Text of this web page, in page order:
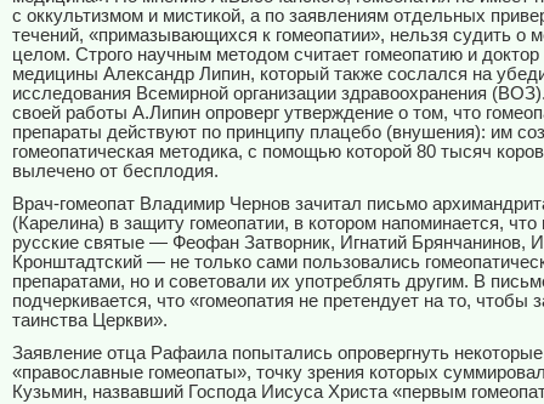
с оккультизмом и мистикой, а по заявлениям отдельных
течений, «примазывающихся к гомеопатии», нельзя судить о
целом. Строго научным методом считает гомеопатию и доктор
медицины Александр Липин, который также сослался на
исследования Всемирной организации здравоохранения
своей работы А.Липин опроверг утверждение о том, что
препараты действуют по принципу плацебо (внушения): им
гомеопатическая методика, с помощью которой 80 тысяч
вылечено от бесплодия.
Врач-гомеопат Владимир Чернов зачитал письмо
(Карелина) в защиту гомеопатии, в котором напоминается, что
русские святые — Феофан Затворник, Игнатий Брянчанинов,
Кронштадтский — не только сами пользовались
препаратами, но и советовали их употреблять другим. В
подчеркивается, что «гомеопатия не претендует на то, чтобы
таинства Церкви».
Заявление отца Рафаила попытались опровергнуть некоторые
«православные гомеопаты», точку зрения которых
Кузьмин, назвавший Господа Иисуса Христа «первым